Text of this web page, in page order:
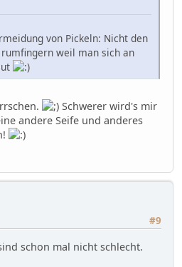
von Pickeln: Nicht den
weil man sich an
Schwerer wird's mir
andere Seife und anderes
#9
schon mal nicht schlecht.